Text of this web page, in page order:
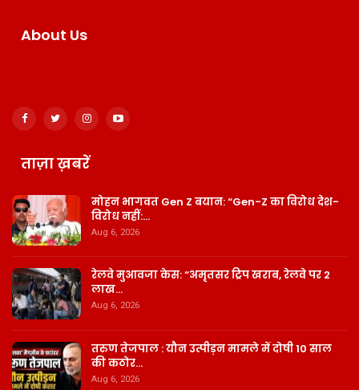
About Us
ताज़ा ख़बरें
मोहन भागवत Gen Z बयान: “Gen-Z का विरोध देश-
विरोध नहीं:…
Aug 6, 2026
रेलवे मुआवजा केस: “अमृतसर ट्रिप खराब, रेलवे पर 2
लाख…
Aug 6, 2026
तरुण तेजपाल : यौन उत्पीड़न मामले में दोषी 10 साल
की कठोर…
Aug 6, 2026